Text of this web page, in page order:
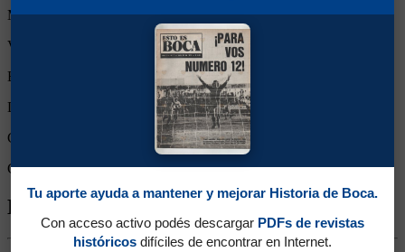
Minutos Disputados:90
Victorias:
Empates:
Derrotas:
Goles de Boca:
Goles rivales:3
Biografía de Julio Alberto Buffarini
Tu aporte ayuda a mantener y mejorar Historia de Boca.
Con acceso activo podés descargar PDFs de revistas
históricos difíciles de encontrar en Internet.